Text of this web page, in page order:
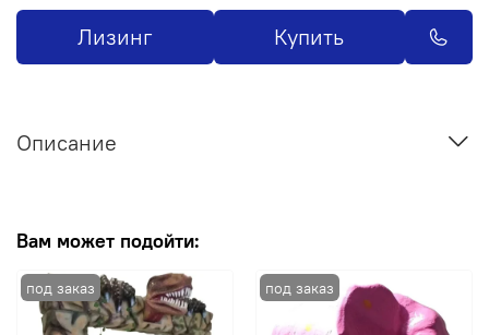
Лизинг Купить
Описание
Вам может подойти: